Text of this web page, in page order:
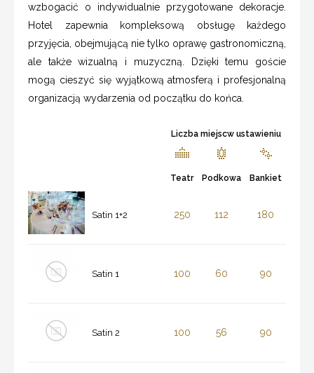
wzbogacić o indywidualnie przygotowane dekoracje.
Hotel zapewnia kompleksową obsługę każdego
przyjęcia, obejmującą nie tylko oprawę gastronomiczną,
ale także wizualną i muzyczną. Dzięki temu goście
mogą cieszyć się wyjątkową atmosferą i profesjonalną
organizacją wydarzenia od początku do końca.
Liczba miejscw ustawieniu
Teatr Podkowa Bankiet
Satin 1+2 250 112 180
Satin 1 100 60 90
Satin 2 100 56 90